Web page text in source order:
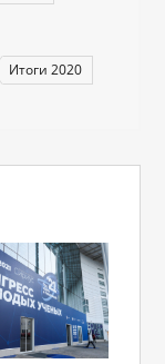
Итоги 2020